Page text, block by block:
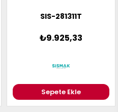
SIS-281311T
₺9.925,33
Sepete Ekle